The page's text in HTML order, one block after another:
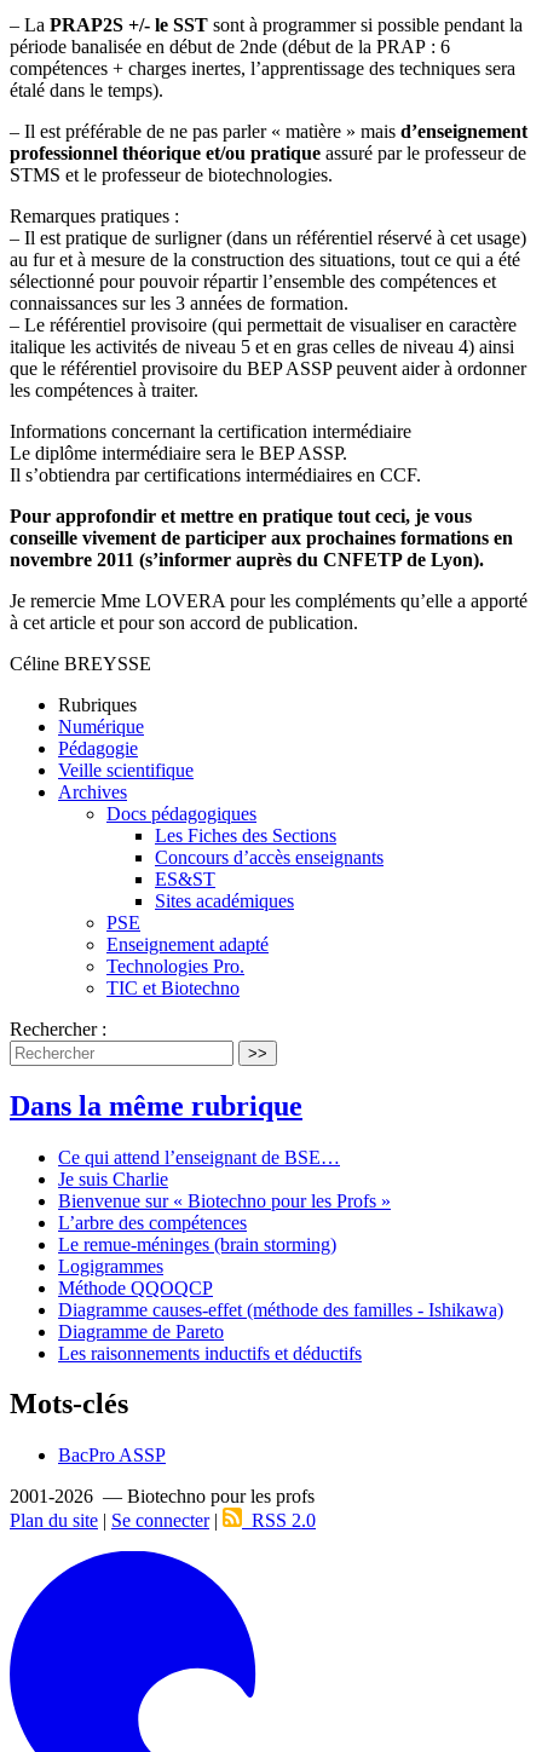
– La PRAP2S +/- le SST sont à programmer si possible pendant la
période banalisée en début de 2nde (début de la PRAP : 6
compétences + charges inertes, l’apprentissage des techniques sera
étalé dans le temps).
– Il est préférable de ne pas parler « matière » mais d’enseignement
professionnel théorique et/ou pratique assuré par le professeur de
STMS et le professeur de biotechnologies.
Remarques pratiques :
– Il est pratique de surligner (dans un référentiel réservé à cet usage)
au fur et à mesure de la construction des situations, tout ce qui a été
sélectionné pour pouvoir répartir l’ensemble des compétences et
connaissances sur les 3 années de formation.
– Le référentiel provisoire (qui permettait de visualiser en caractère
italique les activités de niveau 5 et en gras celles de niveau 4) ainsi
que le référentiel provisoire du BEP ASSP peuvent aider à ordonner
les compétences à traiter.
Informations concernant la certification intermédiaire
Le diplôme intermédiaire sera le BEP ASSP.
Il s’obtiendra par certifications intermédiaires en CCF.
Pour approfondir et mettre en pratique tout ceci, je vous
conseille vivement de participer aux prochaines formations en
novembre 2011 (s’informer auprès du CNFETP de Lyon).
Je remercie Mme LOVERA pour les compléments qu’elle a apporté
à cet article et pour son accord de publication.
Céline BREYSSE
Rubriques
Numérique
Pédagogie
Veille scientifique
Archives
Docs pédagogiques
Les Fiches des Sections
Concours d’accès enseignants
ES&ST
Sites académiques
PSE
Enseignement adapté
Technologies Pro.
TIC et Biotechno
Rechercher :
>>
Dans la même rubrique
Ce qui attend l’enseignant de BSE…
Je suis Charlie
Bienvenue sur « Biotechno pour les Profs »
L’arbre des compétences
Le remue-méninges (brain storming)
Logigrammes
Méthode QQOQCP
Diagramme causes-effet (méthode des familles - Ishikawa)
Diagramme de Pareto
Les raisonnements inductifs et déductifs
Mots-clés
BacPro ASSP
2001-2026 — Biotechno pour les profs
Plan du site | Se connecter| RSS 2.0